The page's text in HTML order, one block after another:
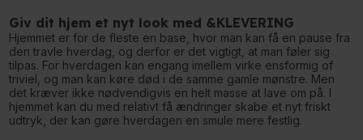
Giv dit hjem et nyt look med &KLEVERING
Hjemmet er for de fleste en base, hvor man kan få en pause fra
den travle hverdag, og derfor er det vigtigt, at man føler sig
tilpas. For hverdagen kan engang imellem virke ensformig of
triviel, og man kan køre død i de samme gamle mønstre. Men
det kræver ikke nødvendigvis en helt masse at lave om på. I
hjemmet kan du med relativt få ændringer skabe et nyt friskt
udtryk, der kan gøre hverdagen en smule mere festlig.